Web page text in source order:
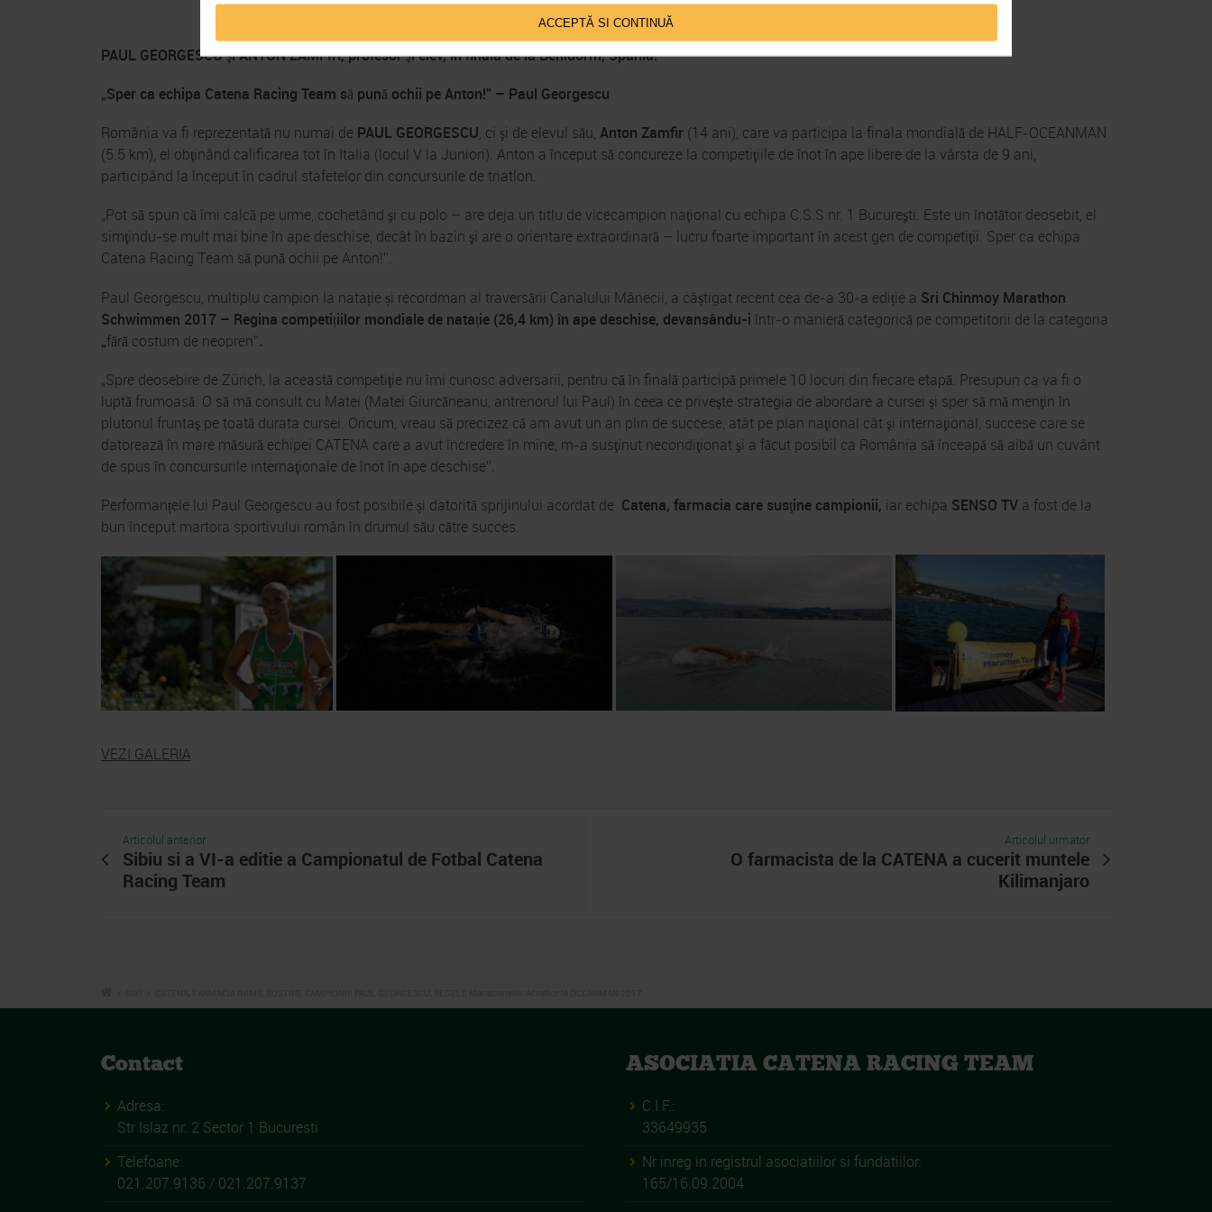
ACCEPTĂ SI CONTINUĂ
PAUL GEORGESCU şi ANTON ZAMFIR,profesor şi elev, în finala de la Benidorm, Spania!
„Sper ca echipa Catena Racing Team să pună ochii pe Anton!” – Paul Georgescu
România va fi reprezentată nu numai de PAUL GEORGESCU, ci şi de elevul său, Anton Zamfir (14 ani), care va participa la finala mondială de HALF-OCEANMAN
(5.5 km), el obţinând calificarea tot în Italia (locul V la Juniori). Anton a început să concureze la competiţiile de înot în ape libere de la vârsta de 9 ani,
participând la început în cadrul stafetelor din concursurile de triatlon.
„Pot să spun că îmi calcă pe urme, cochetând şi cu polo – are deja un titlu de vicecampion naţional cu echipa C.S.S nr. 1 Bucureşti. Este un înotător deosebit, el
simţindu-se mult mai bine în ape deschise, decât în bazin şi are o orientare extraordinară – lucru foarte important în acest gen de competiţii. Sper ca echipa
Catena Racing Team să pună ochii pe Anton!”.
Paul Georgescu, multiplu campion la natație și recordman al traversării Canalului Mânecii, a câștigat recent cea de-a 30-a ediție a Sri Chinmoy Marathon
Schwimmen 2017 – Regina competițiilor mondiale de natație (26,4 km) în ape deschise, devansându-i într-o manieră categorică pe competitorii de la categoria
„fără costum de neopren”.
„Spre deosebire de Zürich, la această competiţie nu îmi cunosc adversarii, pentru că în finală participă primele 10 locuri din fiecare etapă. Presupun ca va fi o
luptă frumoasă. O să mă consult cu Matei (Matei Giurcăneanu, antrenorul lui Paul) în ceea ce priveşte strategia de abordare a cursei şi sper să mă menţin în
plutonul fruntaş pe toată durata cursei. Oricum, vreau să precizez că am avut un an plin de succese, atât pe plan naţional cât şi internaţional, succese care se
datorează în mare măsură echipei CATENA care a avut încredere în mine, m-a susţinut necondiţionat şi a făcut posibil ca România să înceapă să aibă un cuvânt
de spus în concursurile internaţionale de înot în ape deschise”.
Performanțele lui Paul Georgescu au fost posibile și datorită sprijinului acordat de Catena, farmacia care susţine campionii, iar echipa SENSO TV a fost de la
bun început martora sportivului român în drumul său către succes.
VEZI GALERIA
Articolul anterior
Sibiu si a VI-a editie a Campionatul de Fotbal Catena
Racing Team
Articolul urmator
O farmacista de la CATENA a cucerit muntele
Kilimanjaro
Contact
Adresa:
Str Islaz nr. 2 Sector 1 Bucuresti
Telefoane:
021.207.9136 / 021.207.9137
ASOCIATIA CATENA RACING TEAM
C.I.F.:
33649935
Nr inreg in registrul asociatiilor si fundatiilor:
165/16.09.2004